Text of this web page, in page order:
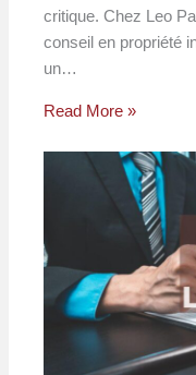
critique. Chez Leo
conseil en propriété
un…
Read More »